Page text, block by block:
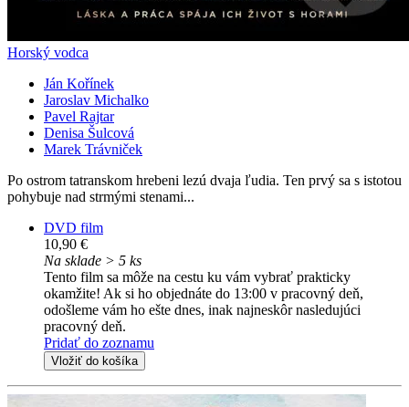
Horský vodca
Ján Kořínek
Jaroslav Michalko
Pavel Rajtar
Denisa Šulcová
Marek Trávniček
Po ostrom tatranskom hrebeni lezú dvaja ľudia. Ten prvý sa s istotou
pohybuje nad strmými stenami...
DVD film
10,90 €
Na sklade > 5 ks
Tento film sa môže na cestu ku vám vybrať prakticky
okamžite! Ak si ho objednáte do 13:00 v pracovný deň,
odošleme vám ho ešte dnes, inak najneskôr nasledujúci
pracovný deň.
Pridať do zoznamu
Vložiť do košíka